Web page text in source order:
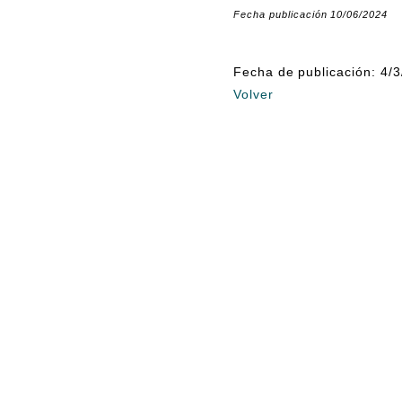
Fecha publicación 10/06/2024
Fecha de publicación: 4/
Volver